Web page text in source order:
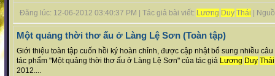
Đăng lúc: 12-06-2012 03:40:37 PM | Tác giả bài viết: Lương Duy Thái |
Một quảng thời thơ ấu ở Làng Lệ Sơn (Toàn tập)
Giới thiệu toàn tập cuốn hồi ký hoàn chỉnh, được cập nhật bổ sung nhiều
tác phẩm "Một quảng thời thơ ấu ở Làng Lệ Sơn" của tác giả Lương Duy Thái
2012....